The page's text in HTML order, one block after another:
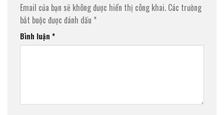
Email của bạn sẽ không được hiển thị công khai. Các trường
bắt buộc được đánh dấu *
Bình luận *